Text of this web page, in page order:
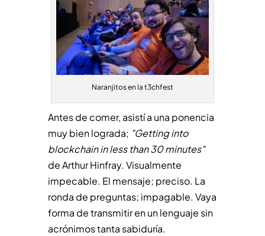
Naranjitos en la t3chfest
Antes de comer, asistí a una ponencia
muy bien lograda; "Getting into
blockchain in less than 30 minutes"
de Arthur Hinfray. Visualmente
impecable. El mensaje; preciso. La
ronda de preguntas; impagable. Vaya
forma de transmitir en un lenguaje sin
acrónimos tanta sabiduría.